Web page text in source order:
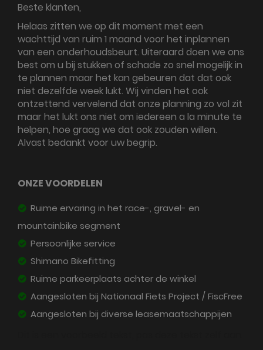
Beste klanten,
Helaas zitten we op dit moment met een
wachttijd van ruim 1 maand voor het inplannen
van een onderhoudsbeurt. Uiteraard doen we ons
best om u bij stukken of schade zo snel mogelijk in
te plannen maar het kan gebeuren dat dat ook
niet dezelfde week lukt. Wij vinden het ook
ontzettend vervelend dat onze planning zo vol zit
maar het lukt ons niet om iedereen a la minute te
helpen, hoe graag we dat ook zouden willen.
Alvast bedankt voor uw begrip.
ONZE VOORDELEN
Ruime ervaring in het race-, gravel- en
mountainbike segment
Persoonlijke service
Shimano Bikefitting
Ruime parkeerplaats achter de winkel
Aangesloten bij Nationaal Fiets Project / FiscFree
Aangesloten bij diverse leasemaatschappijen